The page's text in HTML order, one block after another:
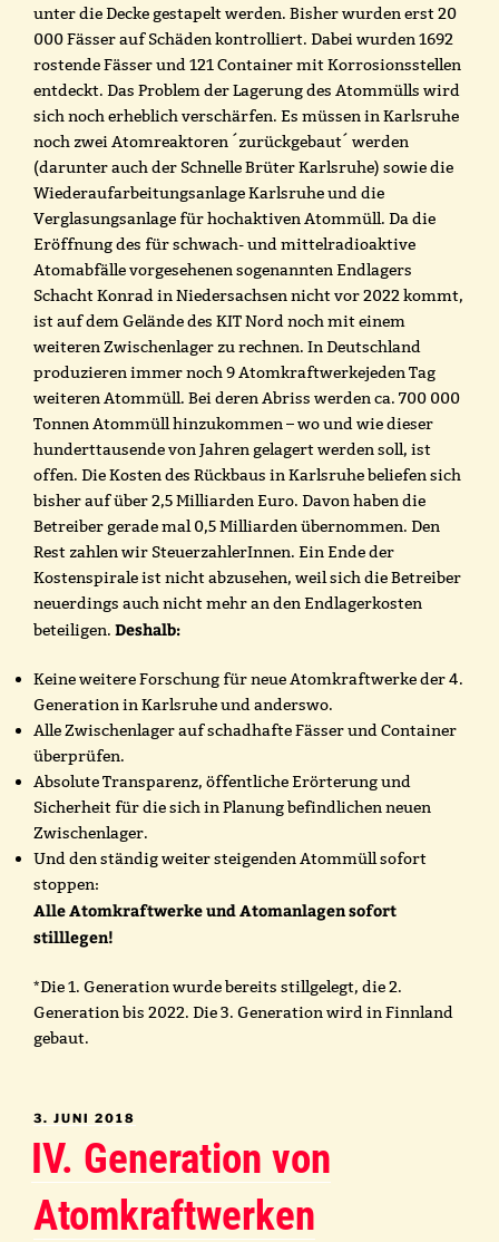
unter die Decke gestapelt werden. Bisher wurden erst 20
000 Fässer auf Schäden kontrolliert. Dabei wurden 1692
rostende Fässer und 121 Container mit Korrosionsstellen
entdeckt. Das Problem der Lagerung des Atommülls wird
sich noch erheblich verschärfen. Es müssen in Karlsruhe
noch zwei Atomreaktoren ´zurückgebaut´ werden
(darunter auch der Schnelle Brüter Karlsruhe) sowie die
Wiederaufarbeitungsanlage Karlsruhe und die
Verglasungsanlage für hochaktiven Atommüll. Da die
Eröffnung des für schwach- und mittelradioaktive
Atomabfälle vorgesehenen sogenannten Endlagers
Schacht Konrad in Niedersachsen nicht vor 2022 kommt,
ist auf dem Gelände des KIT Nord noch mit einem
weiteren Zwischenlager zu rechnen. In Deutschland
produzieren immer noch 9 Atomkraftwerkejeden Tag
weiteren Atommüll. Bei deren Abriss werden ca. 700 000
Tonnen Atommüll hinzukommen – wo und wie dieser
hunderttausende von Jahren gelagert werden soll, ist
offen. Die Kosten des Rückbaus in Karlsruhe beliefen sich
bisher auf über 2,5 Milliarden Euro. Davon haben die
Betreiber gerade mal 0,5 Milliarden übernommen. Den
Rest zahlen wir SteuerzahlerInnen. Ein Ende der
Kostenspirale ist nicht abzusehen, weil sich die Betreiber
neuerdings auch nicht mehr an den Endlagerkosten
beteiligen. Deshalb:
Keine weitere Forschung für neue Atomkraftwerke der 4.
Generation in Karlsruhe und anderswo.
Alle Zwischenlager auf schadhafte Fässer und Container
überprüfen.
Absolute Transparenz, öffentliche Erörterung und
Sicherheit für die sich in Planung befindlichen neuen
Zwischenlager.
Und den ständig weiter steigenden Atommüll sofort
stoppen:
Alle Atomkraftwerke und Atomanlagen sofort
stilllegen!
*Die 1. Generation wurde bereits stillgelegt, die 2.
Generation bis 2022. Die 3. Generation wird in Finnland
gebaut.
VERÖFFENTLICHT
3. JUNI 2018
IV. Generation von
Atomkraftwerken